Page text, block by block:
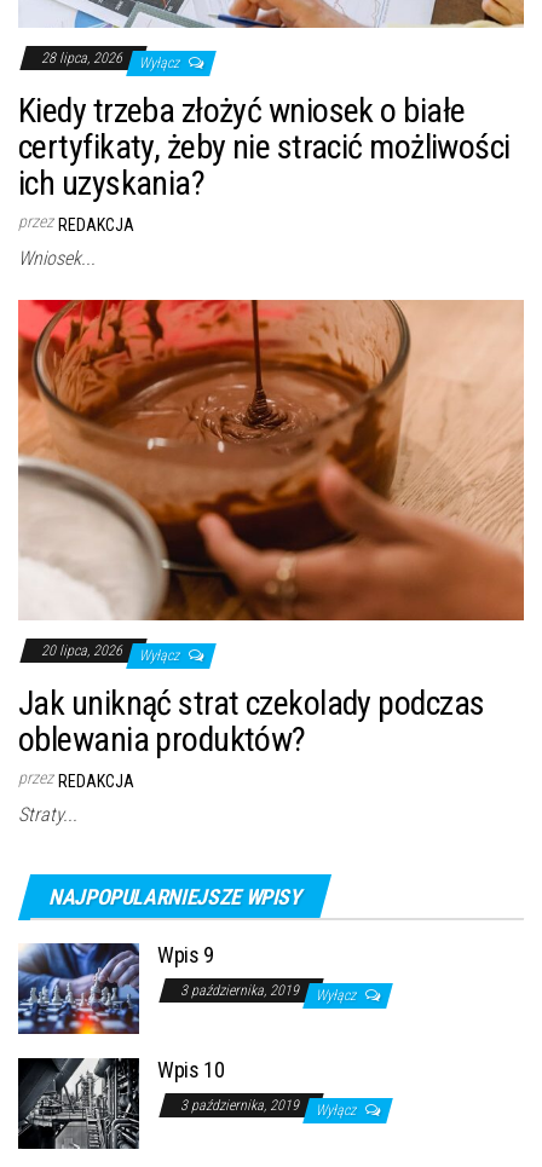
28 lipca, 2026 Wyłącz
Kiedy trzeba złożyć wniosek o białe
certyfikaty, żeby nie stracić możliwości
ich uzyskania?
przez REDAKCJA
Wniosek...
20 lipca, 2026 Wyłącz
Jak uniknąć strat czekolady podczas
oblewania produktów?
przez REDAKCJA
Straty...
NAJPOPULARNIEJSZE WPISY
Wpis 9
3 października, 2019 Wyłącz
Wpis 10
3 października, 2019 Wyłącz